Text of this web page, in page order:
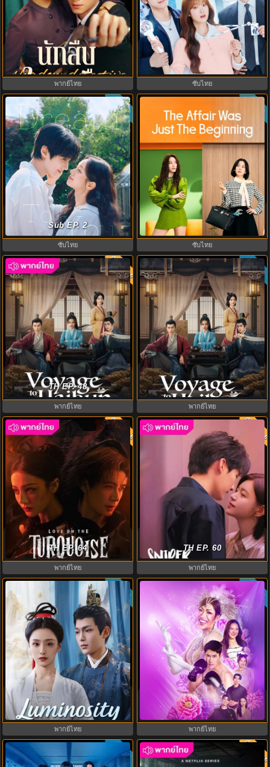
Shadow Detective นักสืบในเงามืด
(2025) พากย์ไทย ซับไทย EP.1-24
พากย์ไทย
My Bias, My Boss เมื่อเมนฉันเป็น
ประธานบริษัท (2026) พากย์ไทย ซับ
ไทย EP.1-12
ซับไทย
Dream to You (2026) เติมฝันในใจ
เธอ พากย์ไทย ซับไทย EP1-12
6.8 ซับไทย
Sub EP. 2
ซับไทย
The Affair Was Just The Beginning
ชู้รักอำพรางเลือด (2026) พากย์ไทย
ซับไทย EP.1-8
ซับไทย
ซับไทย
ทะลุเวลาปั้นฮ่องเต้ใหม่ ภาค 2
Voyage to Haihun S2 พากย์ไทย
8.0 พากย์ไทย
TH EP. 48
พากย์ไทย
Voyage to Haihun ทะลุเวลาปั้น
ฮ่องเต้ใหม่ (2025) พากย์ไทย ซับไทย
EP.1-24
ซับไทย
พากย์ไทย
ครามพิฆาต (2025) Love on the
Turquoise Land พากย์ไทย EP.1-32
8.0 พากย์ไทย
TH EP. 64
พากย์ไทย
ผสานใจเพื่อรัก (2025) Sniper
Butterfly พากย์ไทย EP.1-30 (จบ)
8.0 พากย์ไทย
TH EP. 60
พากย์ไทย
Luminosity Behind the Palace
บุปผาปฏิวัติ (2025) พากย์ไทย EP.1-
16
ซับไทย
พากย์ไทย
My Sexy Shadow คนโหดบานฉ่ำ
(2026) พากย์ไทย ซับไทย EP.1-10
ซับไทย
พากย์ไทย
ซับไทย 7.0 พากย์ไทย